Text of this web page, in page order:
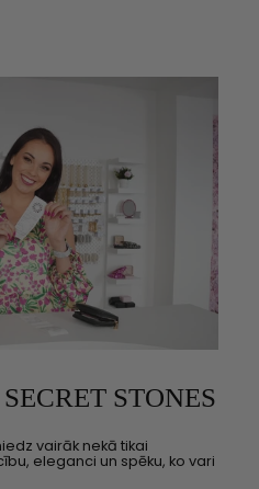
STONES
vairāk nekā tikai
eleganci un spēku, ko vari